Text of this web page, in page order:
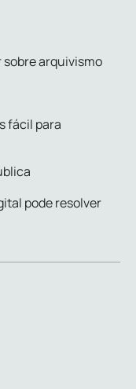
arquivismo
fácil para
pode resolver